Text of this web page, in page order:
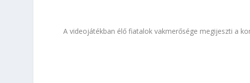
A videojátékban élő fiatalok vakmerősége megijeszti a